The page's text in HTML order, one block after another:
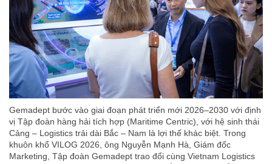
Gemadept bước vào giai đoạn phát triển mới 2026–2030 với định
vị Tập đoàn hàng hải tích hợp (Maritime Centric), với hệ sinh thái
Cảng – Logistics trải dài Bắc – Nam là lợi thế khác biệt. Trong
khuôn khổ VILOG 2026, ông Nguyễn Mạnh Hà, Giám đốc
Marketing, Tập đoàn Gemadept trao đổi cùng Vietnam Logistics